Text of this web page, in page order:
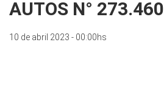
AUTOS N° 273.460
10 de abril 2023 - 00:00hs